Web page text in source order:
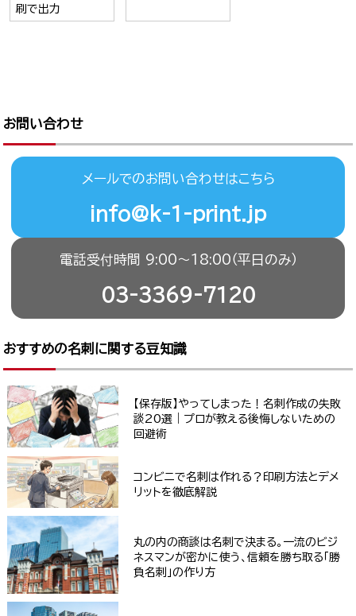
刷で出力
お問い合わせ
メールでのお問い合わせはこちら
info@k-1-print.jp
電話受付時間 9:00〜18:00（平日のみ）
03-3369-7120
おすすめの名刺に関する豆知識
【保存版】やってしまった！名刺作成の失敗
談20選｜プロが教える後悔しないための
回避術
コンビニで名刺は作れる？印刷方法とデメ
リットを徹底解説
丸の内の商談は名刺で決まる。一流のビジ
ネスマンが密かに使う、信頼を勝ち取る「勝
負名刺」の作り方